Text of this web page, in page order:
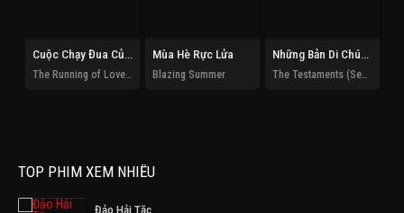
Cuộc Chạy Đua Của Tình Và Tiền Mùa Hè Rực Lửa
Blazing Summer
Những Bản Di Chúc (Phần 1)
TOP PHIM XEM NHIỀU
Đảo Hải Tặc